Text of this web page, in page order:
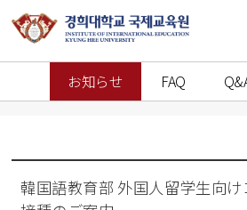
お知らせ FAQ
韓国語教育部 外国人留学生向